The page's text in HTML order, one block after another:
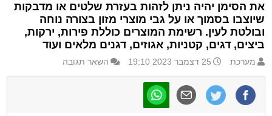
את הסימן יהיה ניתן לזהות בעזרת שלטים או מדבקות
שיוצבו בסמוך או על גבי מוצרי מזון בצורה נוחה
ובולטת לעין. רשימת המוצרים כוללת פירות, ירקות,
ביצים, דגים, קטניות, אגוזים, דגנים מלאים ועוד
מערכת 25 דצמבר 2023 19:10 השאר תגובה